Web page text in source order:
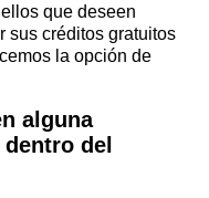
que deseen
sus créditos gratuitos
la opción de
alguna
del